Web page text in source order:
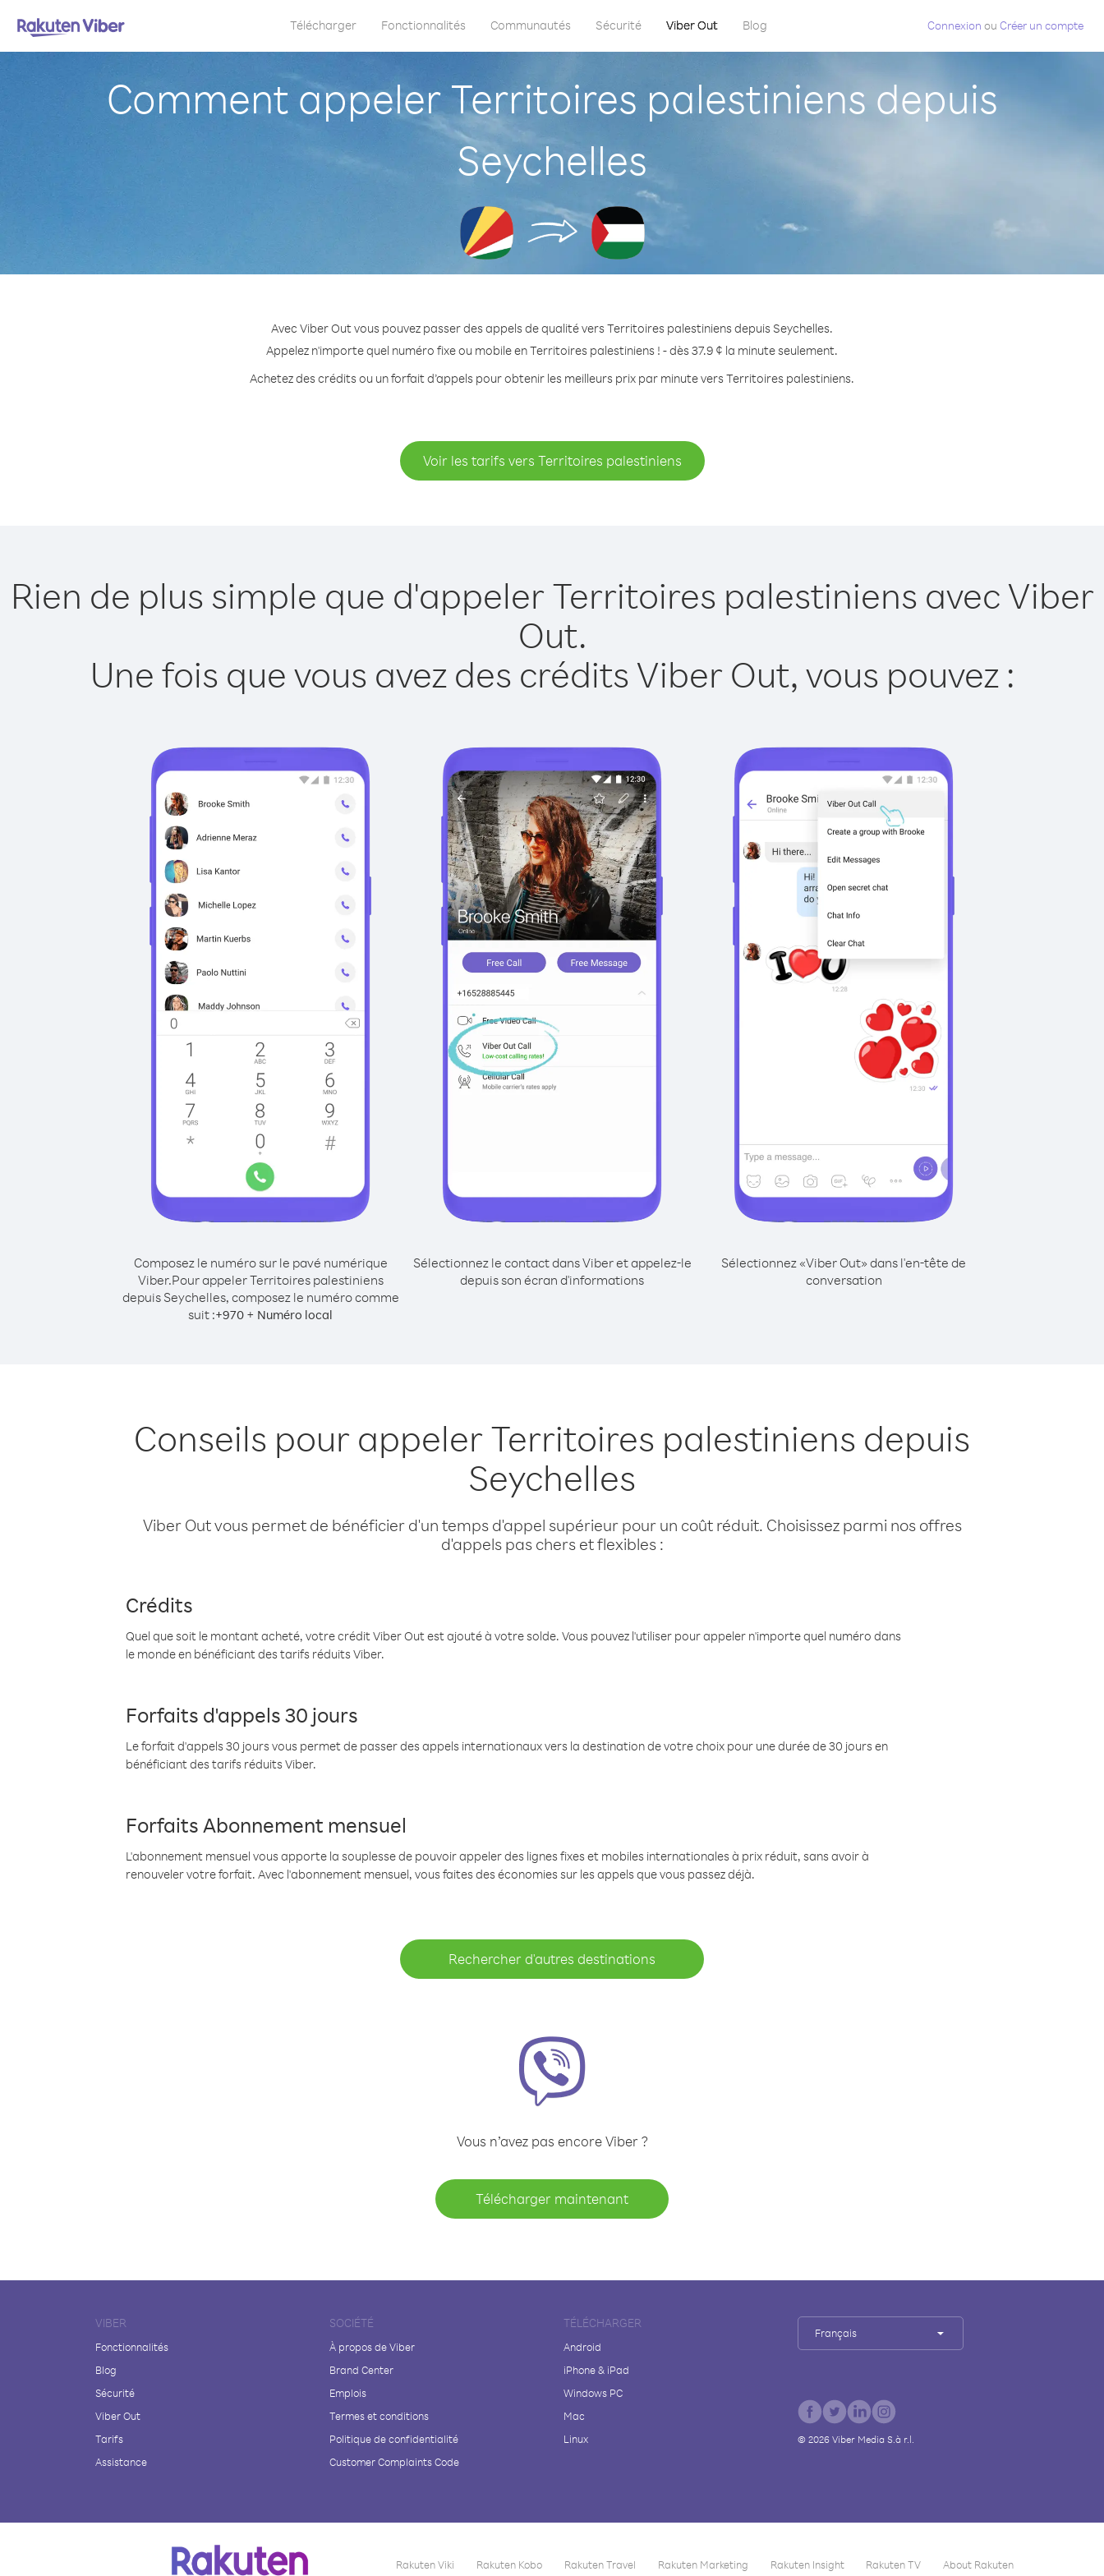
Télécharger Fonctionnalités Communautés Sécurité Viber Out Blog Connexion ou Créer un compte
Comment appeler Territoires palestiniens depuis
Seychelles
Avec Viber Out vous pouvez passer des appels de qualité vers Territoires palestiniens depuis Seychelles.
Appelez n'importe quel numéro fixe ou mobile en Territoires palestiniens ! - dès 37.9 ¢ la minute seulement.
Achetez des crédits ou un forfait d’appels pour obtenir les meilleurs prix par minute vers Territoires palestiniens.
Voir les tarifs vers Territoires palestiniens
Rien de plus simple que d'appeler Territoires palestiniens avec Viber
Out.
Une fois que vous avez des crédits Viber Out, vous pouvez :
Composez le numéro sur le pavé numérique
Viber.Pour appeler Territoires palestiniens
depuis Seychelles, composez le numéro comme
suit :+970 + Numéro local
Sélectionnez le contact dans Viber et appelez-le
depuis son écran d'informations
Sélectionnez «Viber Out» dans l'en-tête de
conversation
Conseils pour appeler Territoires palestiniens depuis
Seychelles
Viber Out vous permet de bénéficier d'un temps d'appel supérieur pour un coût réduit. Choisissez parmi nos offres
d'appels pas chers et flexibles :
Crédits
Quel que soit le montant acheté, votre crédit Viber Out est ajouté à votre solde. Vous pouvez l'utiliser pour appeler n'importe quel numéro dans
le monde en bénéficiant des tarifs réduits Viber.
Forfaits d'appels 30 jours
Le forfait d'appels 30 jours vous permet de passer des appels internationaux vers la destination de votre choix pour une durée de 30 jours en
bénéficiant des tarifs réduits Viber.
Forfaits Abonnement mensuel
L'abonnement mensuel vous apporte la souplesse de pouvoir appeler des lignes fixes et mobiles internationales à prix réduit, sans avoir à
renouveler votre forfait. Avec l'abonnement mensuel, vous faites des économies sur les appels que vous passez déjà.
Rechercher d'autres destinations
Vous n’avez pas encore Viber ?
Télécharger maintenant
VIBER
Fonctionnalités
Blog
Sécurité
Viber Out
Tarifs
Assistance
SOCIÉTÉ
À propos de Viber
Brand Center
Emplois
Termes et conditions
Politique de confidentialité
Customer Complaints Code
TÉLÉCHARGER
Android
iPhone & iPad
Windows PC
Mac
Linux
Français
© 2026 Viber Media S.à r.l.
Rakuten Viki Rakuten Kobo Rakuten Travel Rakuten Marketing Rakuten Insight Rakuten TV About Rakuten